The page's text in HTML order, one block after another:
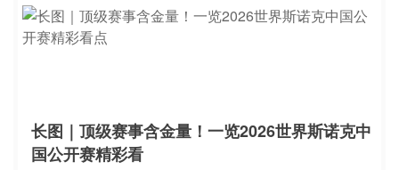
长图｜顶级赛事含金量！一览2026世界斯诺克中
国公开赛精彩看